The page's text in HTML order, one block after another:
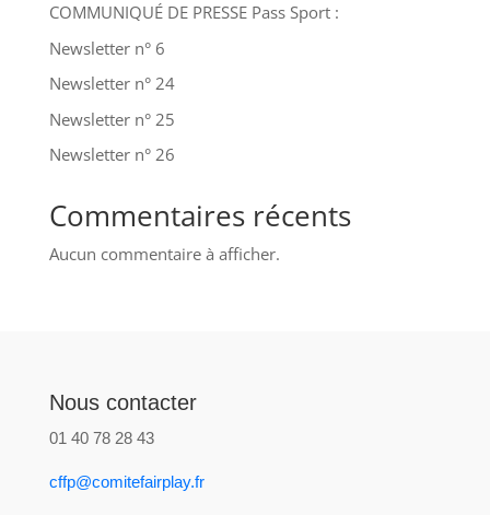
COMMUNIQUÉ DE PRESSE Pass Sport :
Newsletter n° 6
Newsletter n° 24
Newsletter n° 25
Newsletter n° 26
Commentaires récents
Aucun commentaire à afficher.
Nous contacter
01 40 78 28 43
cffp@comitefairplay.fr